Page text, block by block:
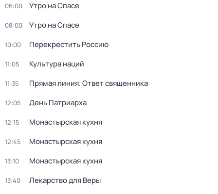
06:00 Утро на Спасе
08:00 Утро на Спасе
10:00 Перекреcтить Росcию
11:05 Культура наций
11:35 Прямая линия. Ответ священника
12:05 День Патриарха
12:15 Монастырская кухня
12:45 Монастырская кухня
13:10 Монастырская кухня
13:40 Лекарство для Веры